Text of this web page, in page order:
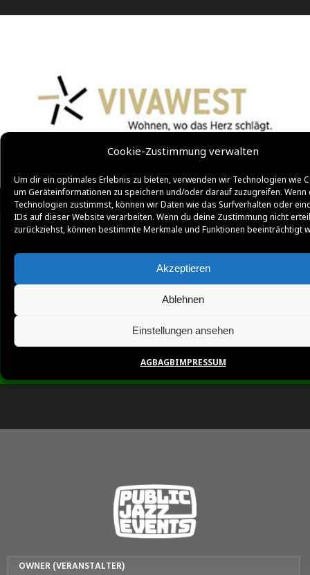
Cookie-Zustimmung verwalten
Um dir ein optimales Erlebnis zu bieten, verwenden wir Technologien wie
um Geräteinformationen zu speichern und/oder darauf zuzugreifen. Wenn
Technologien zustimmst, können wir Daten wie das Surfverhalten oder
IDs auf dieser Website verarbeiten. Wenn du deine Zustimmung nicht
zurückziehst, können bestimmte Merkmale und Funktionen beeinträchtigt
Akzeptieren
Ablehnen
Einstellungen ansehen
AGBAGBIMPRESSUM
OWNER (VERANSTALTER)